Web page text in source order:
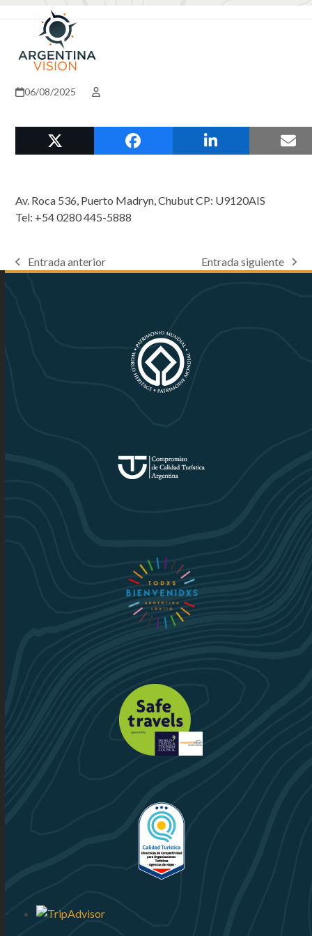
Open
mobile
menu
Close
mobile
menu
06/08/2025
Av. Roca 536, Puerto Madryn, Chubut CP: U9120AIS
Tel: +54 0280 445-5888
previous
Entrada anterior
next
Entrada siguiente